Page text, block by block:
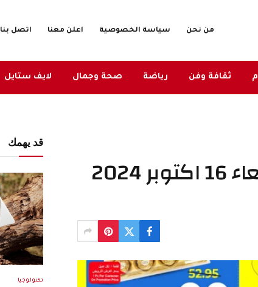
من نحن سياسة الخصوصية اعلن معنا اتصل بنا
ثقافة وفن رياضة صحة وجمال لايف ستايل
عروض نستو الاحساء الأسبوعية الأربعاء 16 اكتوبر 2024
قد يهمك
تكنولوجيا